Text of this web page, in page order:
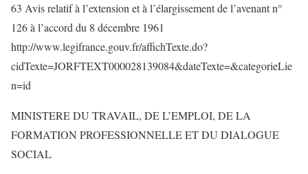
63 Avis relatif à l’extension et à l’élargissement de l’avenant n°
126 à l’accord du 8 décembre 1961
http://www.legifrance.gouv.fr/affichTexte.do?
cidTexte=JORFTEXT000028139084&dateTexte=&categorieLie
n=id
MINISTERE DU TRAVAIL, DE L’EMPLOI, DE LA
FORMATION PROFESSIONNELLE ET DU DIALOGUE
SOCIAL